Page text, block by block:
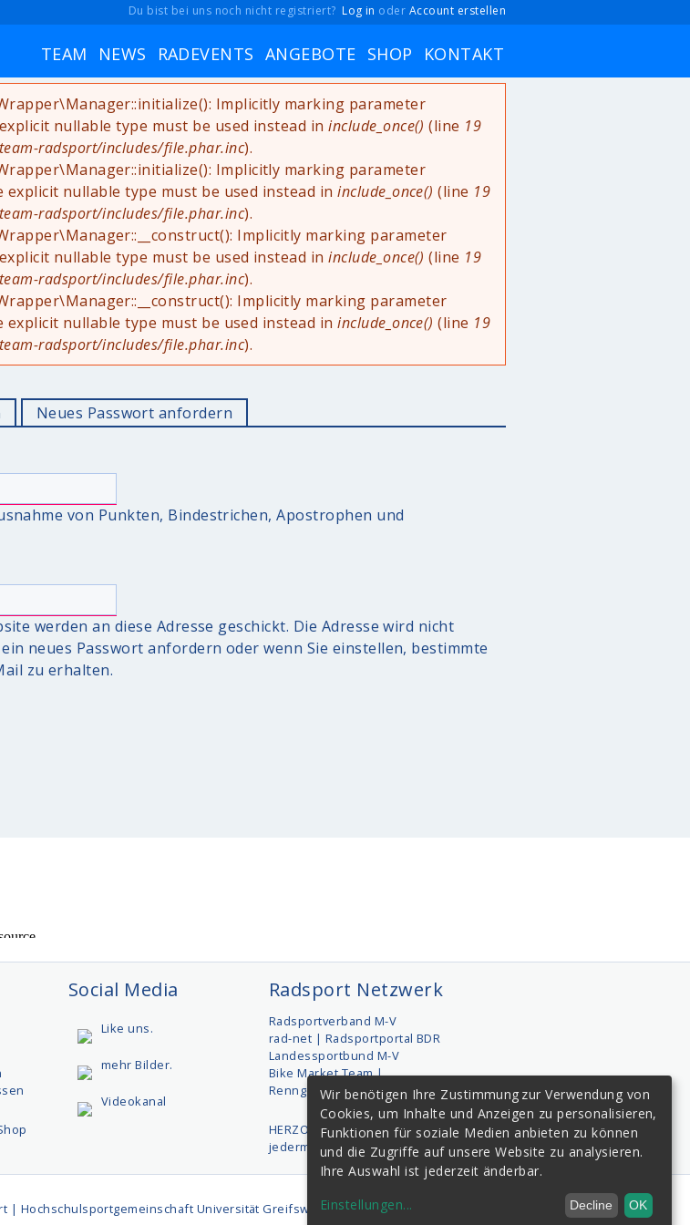
Du bist bei uns noch nicht registriert? Log in oder Account erstellen
TEAM NEWS RADEVENTS ANGEBOTE SHOP KONTAKT
Implicitly marking parameter
nullable type must be used instead ininclude_once() (line 19
radsport/includes/file.phar.inc).
Implicitly marking parameter
explicit nullable type must be used instead ininclude_once() (line 19
radsport/includes/file.phar.inc).
Implicitly marking parameter
nullable type must be used instead ininclude_once() (line 19
radsport/includes/file.phar.inc).
Implicitly marking parameter
explicit nullable type must be used instead ininclude_once() (line 19
radsport/includes/file.phar.inc).
Neues Passwort anfordern
von Punkten, Bindestrichen, Apostrophen und
werden an diese Adresse geschickt. Die Adresse wird nicht
neues Passwort anfordern oder wenn Sie einstellen, bestimmte
zu erhalten.
Social Media
Like uns.
mehr Bilder.
Videokanal
Radsport Netzwerk
Radsportverband M-V
rad-net | Radsportportal BDR
Landessportbund M-V
Bike Market Team |
Renngemeinschaft
HERZOG-SPORT | Sportservice
jedermanntermine.de
| Hochschulsportgemeinschaft Universität Greifswald e.V.
Wir benötigen Ihre Zustimmung zur Verwendung von
Cookies, um Inhalte und Anzeigen zu personalisieren,
Funktionen für soziale Medien anbieten zu können
und die Zugriffe auf unsere Website zu analysieren.
Ihre Auswahl ist jederzeit änderbar.
Einstellungen... Decline OK